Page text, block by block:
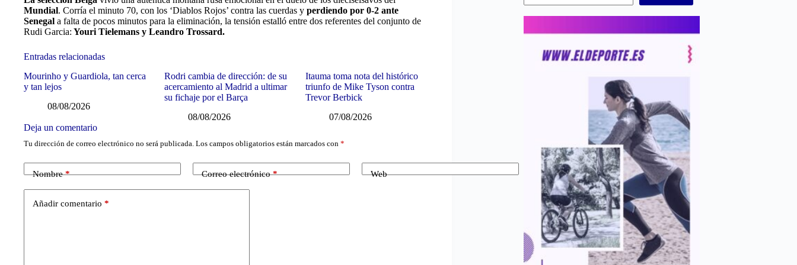
Mundial. Corría el minuto 70, con los ‘Diablos Rojos’ contra las cuerdas y perdiendo por 0-2 ante
Senegal a falta de pocos minutos para la eliminación, la tensión estalló entre dos referentes del conjunto de
Rudi Garcia: Youri Tielemans y Leandro Trossard.
Entradas relacionadas
Mourinho y Guardiola, tan cerca
y tan lejos
08/08/2026
Rodri cambia de dirección: de su
acercamiento al Madrid a ultimar
su fichaje por el Barça
08/08/2026
Itauma toma nota del histórico
triunfo de Mike Tyson contra
Trevor Berbick
07/08/2026
Deja un comentario
Tu dirección de correo electrónico no será publicada. Los campos obligatorios están marcados con *
Nombre* Correo electrónico* Web
Añadir comentario *